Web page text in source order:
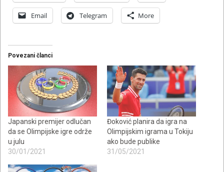
Email Telegram More
Povezani članci
Japanski premijer odlučan
da se Olimpijske igre održe
u julu
30/01/2021
Đoković planira da igra na
Olimpijskim igrama u Tokiju
ako bude publike
31/05/2021